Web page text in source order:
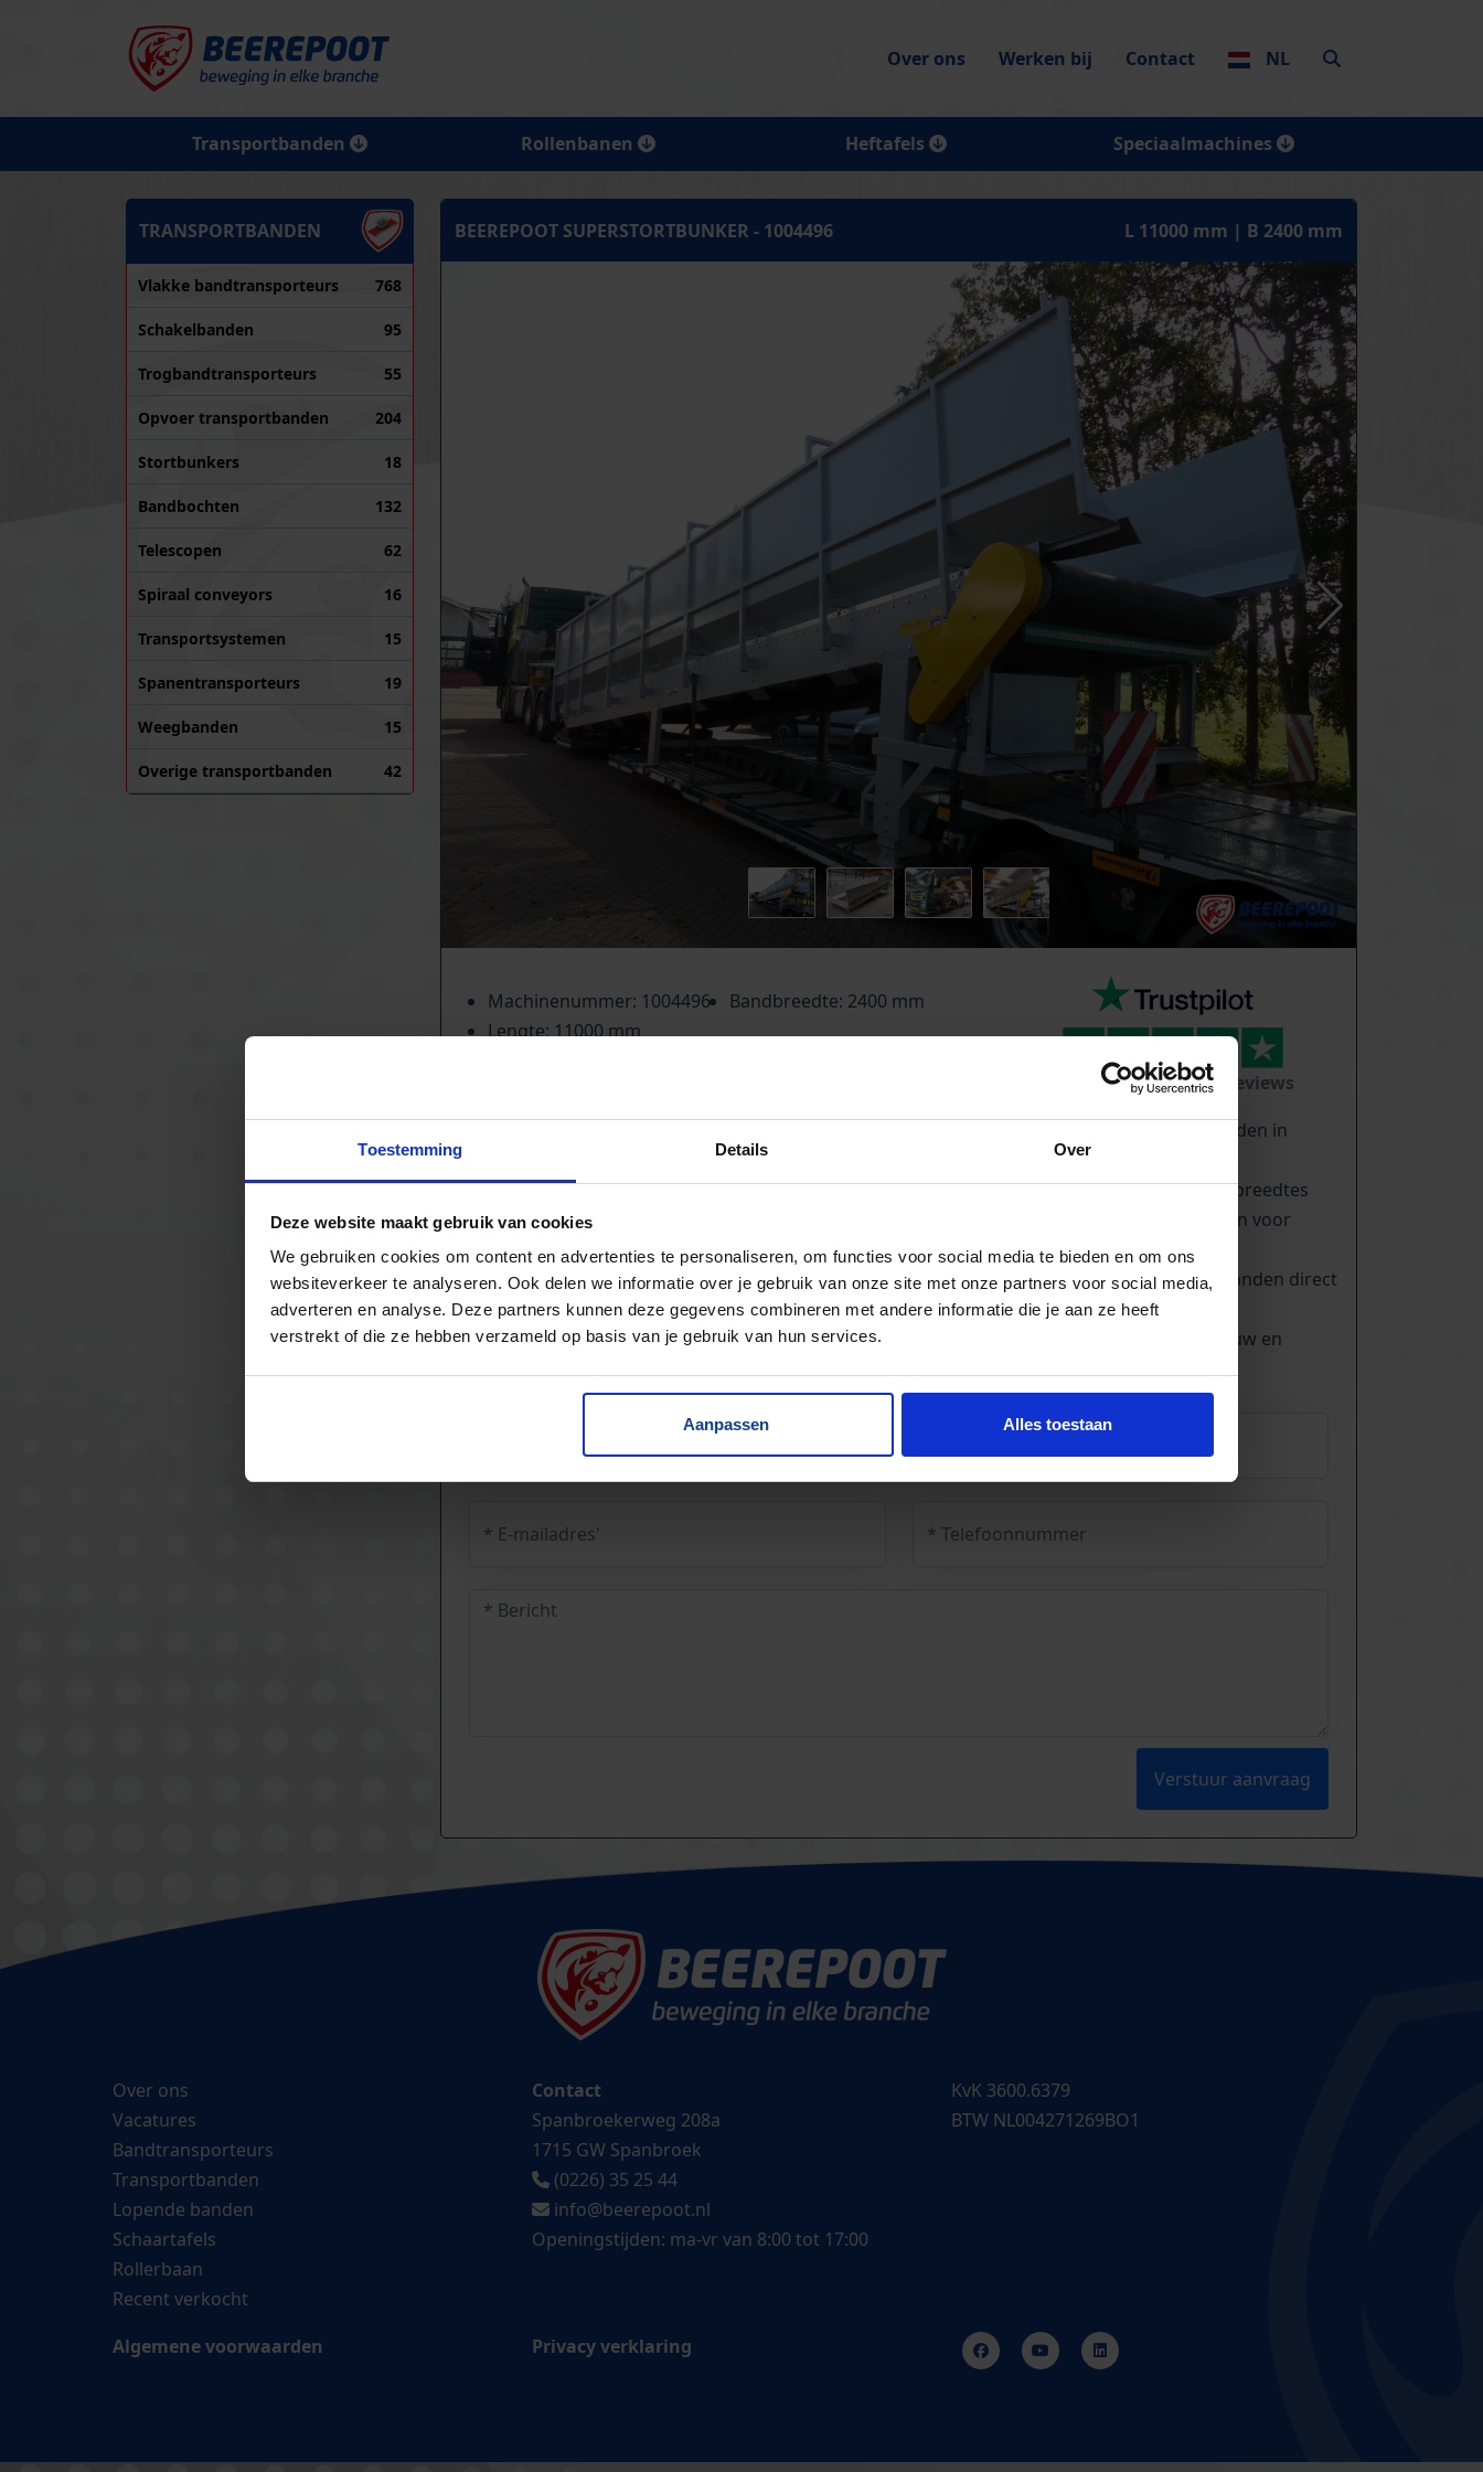
Toestemming Details Over
Deze website maakt gebruik van cookies
We gebruiken cookies om content en advertenties te personaliseren, om functies voor social media te bieden en om ons
websiteverkeer te analyseren. Ook delen we informatie over je gebruik van onze site met onze partners voor social media,
adverteren en analyse. Deze partners kunnen deze gegevens combineren met andere informatie die je aan ze heeft
verstrekt of die ze hebben verzameld op basis van je gebruik van hun services.
Aanpassen Alles toestaan
Over ons Werken bij Contact NL
Transportbanden Rollenbanen Heftafels Speciaalmachines
TRANSPORTBANDEN
Vlakke bandtransporteurs 768
Schakelbanden 95
Trogbandtransporteurs 55
Opvoer transportbanden 204
Stortbunkers 18
Bandbochten 132
Telescopen 62
Spiraal conveyors 16
Transportsystemen 15
Spanentransporteurs 19
Weegbanden 15
Overige transportbanden 42
BEEREPOOT SUPERSTORTBUNKER - 1004496 L 11000 mm | B 2400 mm
Machinenummer: 1004496
Lengte: 11000 mm
Bandbreedte: 2400 mm
TrustScore5.0|213
reviews
Duizenden lopende banden in
voorraad
Veel verschillende bandbreedtes
Voor pakjes & doosjes en voor
stortgoed
Extreem veel lopende banden direct
leverbaar
Maatwerk mogelijk, nieuw en
Verstuur aanvraag
Over ons
Vacatures
Bandtransporteurs
Transportbanden
Lopende banden
Schaartafels
Rollerbaan
Recent verkocht
Contact
Spanbroekerweg 208a
1715 GW Spanbroek
(0226) 35 25 44
info@beerepoot.nl
Openingstijden: ma-vr van 8:00 tot 17:00
KvK 3600.6379
BTW NL004271269BO1
Algemene voorwaarden Privacy verklaring